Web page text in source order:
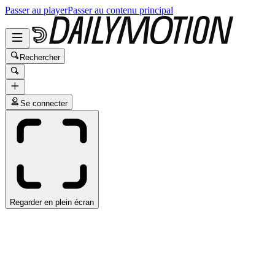
Passer au playerPasser au contenu principal
Rechercher
Se connecter
Regarder en plein écran